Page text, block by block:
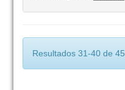
Resultados 31-40 de 45.